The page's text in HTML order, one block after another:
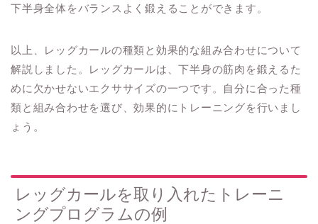
下半身全体をバランスよく鍛えることができます。
以上、レッグカールの種類と効果的な組み合わせについて
解説しました。レッグカールは、下半身の筋肉を鍛えるた
めに欠かせないエクササイズの一つです。自分に合った種
類と組み合わせを選び、効果的にトレーニングを行いまし
ょう。
レッグカールを取り入れたトレーニ
ングプログラムの例